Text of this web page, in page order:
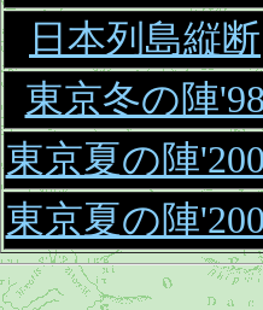
日本列島縦断
東京冬の陣
東京夏の陣
東京夏の陣